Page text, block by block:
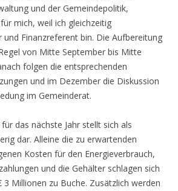
und der Gemeindepolitik,
mich, weil ich gleichzeitig
und Finanzreferent bin. Die Aufbereitung
von Mitte September bis Mitte
folgen die entsprechenden
und im Dezember die Diskussion
im Gemeinderat.
das nächste Jahr stellt sich als
dar. Alleine die zu erwartenden
Kosten für den Energieverbrauch,
und die Gehälter schlagen sich
Millionen zu Buche. Zusätzlich werden